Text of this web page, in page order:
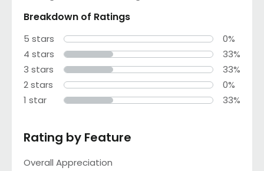
Breakdown of Ratings
5 stars
0%
4 stars
33%
3 stars
33%
2 stars
0%
1 star
33%
Rating by Feature
Overall Appreciation